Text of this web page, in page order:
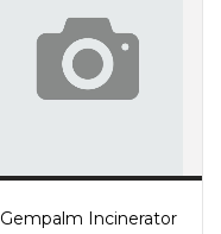
Gempalm Incinerator